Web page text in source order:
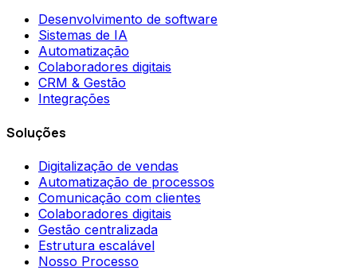
Desenvolvimento de software
Sistemas de IA
Automatização
Colaboradores digitais
CRM & Gestão
Integrações
Soluções
Digitalização de vendas
Automatização de processos
Comunicação com clientes
Colaboradores digitais
Gestão centralizada
Estrutura escalável
Nosso Processo